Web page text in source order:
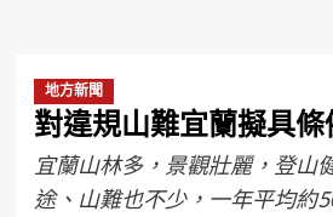
地方新聞
對違規山難宜蘭擬具
宜蘭山林多，景觀壯麗，登山
途、山難也不少，一年平均約